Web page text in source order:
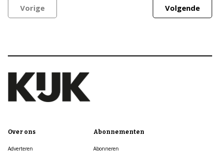
Vorige Volgende
Over ons
Adverteren
Abonnementen
Abonneren